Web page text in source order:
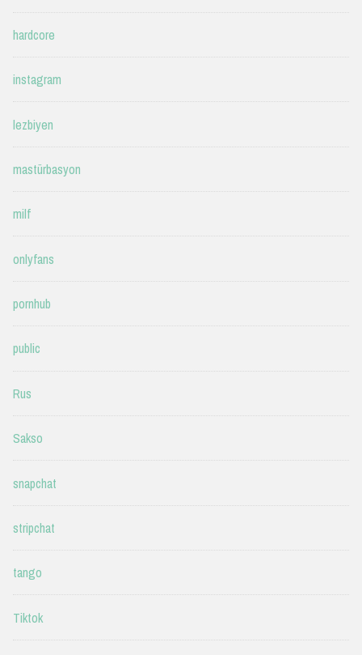
hardcore
instagram
lezbiyen
mastürbasyon
milf
onlyfans
pornhub
public
Rus
Sakso
snapchat
stripchat
tango
Tiktok